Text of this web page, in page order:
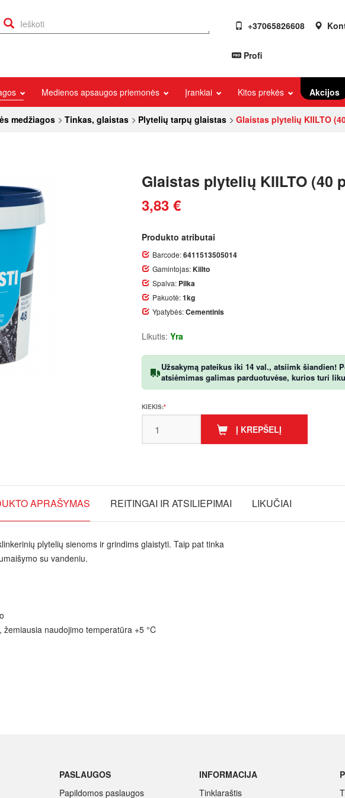
+37065826608
Profi
Medienos apsaugos priemonės Įrankiai Kitos prekės Akcijos
medžiagos
Tinkas, glaistas Plytelių tarpų glaistas Glaistas plytelių KIILTO
Glaistas plytelių KIILTO (40
3,83 €
Produkto atributai
Barcode:6411513505014
Gamintojas:Kiilto
Spalva: Pilka
Pakuotė:1kg
Ypatybės:Cementinis
Likutis: Yra
Užsakymą pateikus iki 14 val., atsiimk šiandien!
atsiėmimas galimas parduotuvėse, kurios turi
KIEKIS:
Į KREPŠELĮ
APRAŠYMAS REITINGAI IR ATSILIEPIMAI LIKUČIAI
plytelių sienoms ir grindims glaistyti. Taip pat tinka
su vandeniu.
naudojimo temperatūra +5 °C
PASLAUGOS
Papildomos paslaugos
INFORMACIJA
Tinklaraštis